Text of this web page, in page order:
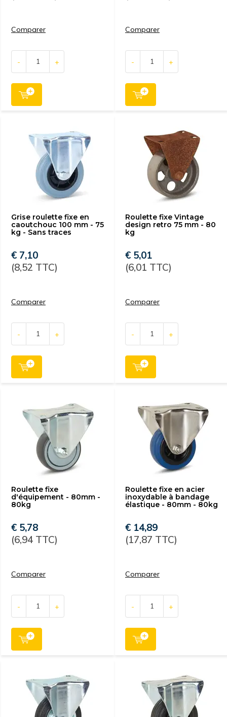
Comparer
- +
Comparer
- +
Grise roulette fixe en
caoutchouc 100 mm - 75
kg - Sans traces
€ 7,10
(8,52 TTC)
Comparer
- +
Roulette fixe Vintage
design retro 75 mm - 80
kg
€ 5,01
(6,01 TTC)
Comparer
- +
Roulette fixe
d'équipement - 80mm -
80kg
€ 5,78
(6,94 TTC)
Comparer
- +
Roulette fixe en acier
inoxydable à bandage
élastique - 80mm - 80kg
€ 14,89
(17,87 TTC)
Comparer
- +